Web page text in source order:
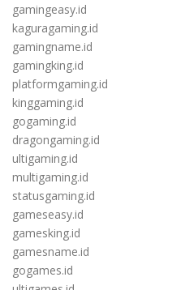
gamingeasy.id
kaguragaming.id
gamingname.id
gamingking.id
platformgaming.id
kinggaming.id
gogaming.id
dragongaming.id
ultigaming.id
multigaming.id
statusgaming.id
gameseasy.id
gamesking.id
gamesname.id
gogames.id